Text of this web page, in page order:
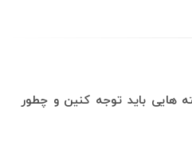
هایی باید توجه کنین و چطور